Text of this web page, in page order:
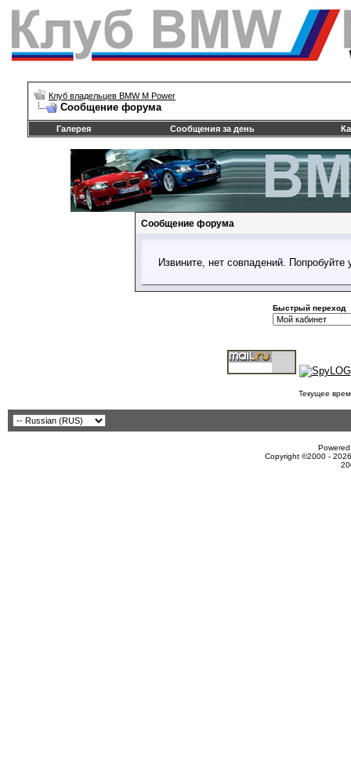
Клуб владельцев BMW M Power
Сообщение форума
Галерея Сообщения за день
Сообщение форума
Извините, нет совпадений.
Быстрый переход
Текущее
Copyright ©2000 -